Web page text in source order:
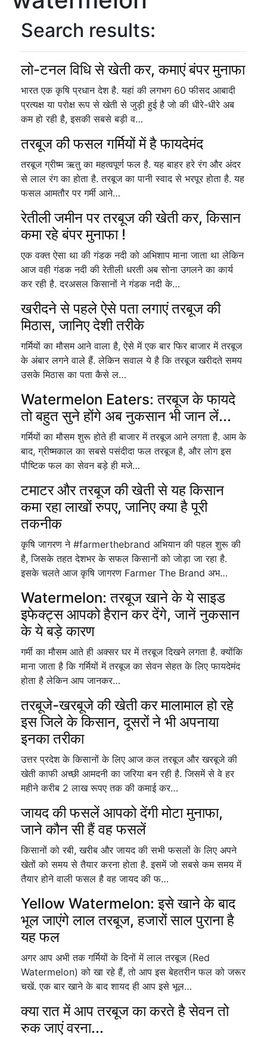
Search results:
लो-टनल विधि से खेती कर, कमाएं बंपर मुनाफा
भारत एक कृषि प्रधान देश है. यहां की लगभग 60 फीसद आबादी
प्रत्यक्ष या परोक्ष रूप से खेती से जुड़ी हुई है जो की धीरे-धीरे अब
कम हो रही है, इसकी सबसे बड़ी व…
तरबूज की फसल गर्मियों में है फायदेमंद
तरबूज ग्रीष्म ऋतु का महत्वपूर्ण फल है. यह बाहर हरे रंग और अंदर
से लाल रंग का होता है. तरबूज का पानी स्वाद से भरपूर होता है. यह
फसल आमतौर पर गर्मी आने…
रेतीली जमीन पर तरबूज की खेती कर, किसान
कमा रहे बंपर मुनाफा !
एक वक्त ऐसा था की गंडक नदी को अभिशाप माना जाता था लेकिन
आज वही गंडक नदी की रेतीली धरती अब सोना उगलने का कार्य
कर रही है. दरअसल किसानों ने गंडक नदी के…
खरीदने से पहले ऐसे पता लगाएं तरबूज की
मिठास, जानिए देशी तरीके
गर्मियों का मौसम आने वाला है, ऐसे में एक बार फिर बाजार में तरबूज
के अंबार लगने वाले हैं. लेकिन सवाल ये है कि तरबूज खरीदते समय
उसके मिठास का पता कैसे ल…
Watermelon Eaters: तरबूज के फायदे
तो बहुत सुने होंगे अब नुकसान भी जान लें...
गर्मियों का मौसम शुरू होते ही बाजार में तरबूज आने लगता है. आम के
बाद, ग्रीष्मकाल का सबसे पसंदीदा फल तरबूज है, और लोग इस
पौष्टिक फल का सेवन बड़े ही मजे…
टमाटर और तरबूज की खेती से यह किसान
कमा रहा लाखों रुपए, जानिए क्या है पूरी
तकनीक
कृषि जागरण ने #farmerthebrand अभियान की पहल शुरू की
है, जिसके तहत देशभर के सफल किसानों को जोड़ा जा रहा है.
इसके चलते आज कृषि जागरण Farmer The Brand अभ…
Watermelon: तरबूज खाने के ये साइड
इफेक्ट्स आपको हैरान कर देंगे, जानें नुकसान
के ये बड़े कारण
गर्मी का मौसम आते ही अक्सर घर में तरबूज दिखने लगता है. क्योंकि
माना जाता है कि गर्मियों में तरबूज का सेवन सेहत के लिए फायदेमंद
होता है लेकिन आप जानकर…
तरबूजे-खरबूजे की खेती कर मालामाल हो रहे
इस जिले के किसान, दूसरों ने भी अपनाया
इनका तरीका
उत्तर प्रदेश के किसानों के लिए आज कल तरबूज और खरबूजे की
खेती काफी अच्छी आमदनी का जरिया बन रही है. जिसमें से वे हर
महीने करीब 2 लाख रूपए तक की कमाई कर…
जायद की फसलें आपको देंगी मोटा मुनाफा,
जाने कौन सी हैं वह फसलें
किसानों को रबी, खरीब और जायद की सभी फसलों के लिए अपने
खेतों को समय से तैयार करना होता है. इसमें जो सबसे कम समय में
तैयार होने वाली फसल है वह जायद की फ…
Yellow Watermelon: इसे खाने के बाद
भूल जाएंगे लाल तरबूज, हजारों साल पुराना है
यह फल
अगर आप अभी तक गर्मियों के दिनों में लाल तरबूज (Red
Watermelon) को खा रहे हैं, तो आप इस बेहतरीन फल को जरूर
चखें. एक बार खाने के बाद शायद ही आप इसे भूल…
क्या रात में आप तरबूज का करते है सेवन तो
रुक जाएं वरना...